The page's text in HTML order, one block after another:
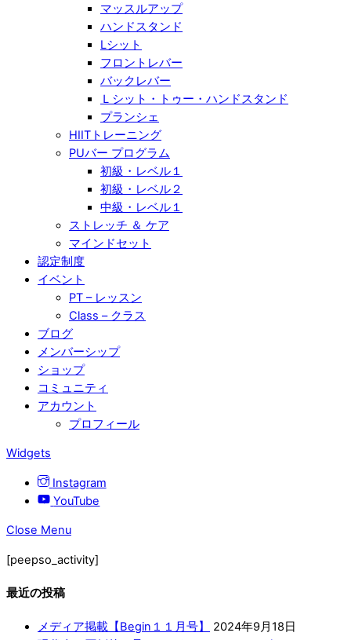
マッスルアップ
ハンドスタンド
Lシット
フロントレバー
バックレバー
Ｌシット・トゥー・ハンドスタンド
プランシェ
HIITトレーニング
PUバー プログラム
初級・レベル１
初級・レベル２
中級・レベル１
ストレッチ ＆ ケア
マインドセット
認定制度
イベント
PT – レッスン
Class – クラス
ブログ
メンバーシップ
ショップ
コミュニティ
アカウント
プロフィール
Widgets
Instagram
YouTube
Close Menu
[peepso_activity]
最近の投稿
メディア掲載【Begin１１月号】
2024年9月18日